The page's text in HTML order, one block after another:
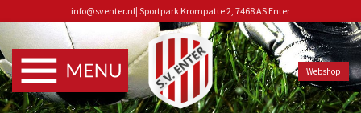
info@sventer.nl| Sportpark Krompatte 2, 7468 AS Enter
Webshop